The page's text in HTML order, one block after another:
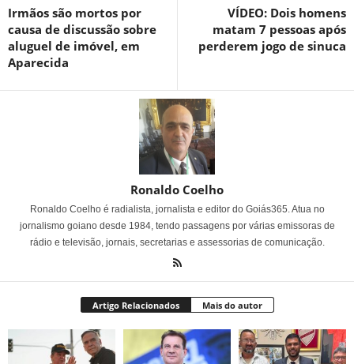
Irmãos são mortos por
causa de discussão sobre
aluguel de imóvel, em
Aparecida
VÍDEO: Dois homens
matam 7 pessoas após
perderem jogo de sinuca
Ronaldo Coelho
Ronaldo Coelho é radialista, jornalista e editor do Goiás365. Atua no
jornalismo goiano desde 1984, tendo passagens por várias emissoras de
rádio e televisão, jornais, secretarias e assessorias de comunicação.
Artigo Relacionados Mais do autor